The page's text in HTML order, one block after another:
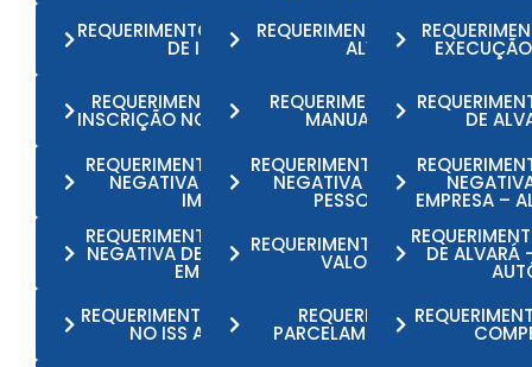
REQUERIMENTO DE AVERBAÇÃO
DE IMÓVEL
REQUERIMENTO DE BAIXA DE
ALVARÁ
REQUERIMENTO DE BAIXA DE
INSCRIÇÃO NO ISS AUTÔNOMO
REQUERIMENTO DE BAIXA
MANUAL DO IPTU
DE
REQUERIMENTO DE CERTIDÃO
NEGATIVA DE DÉBITOS -
IMÓVEL
REQUERIMENTO DE CERTIDÃO
NEGATIVA DE DÉBITOS –
PESSOA FÍSICAEMPRESA –
REQUERIMENTO DE CERTIDÃO
NEGATIVA DE DÍVIDA ATIVA –
EMPRESA
REQUERIMENTO DE CERTIDÃO
VALOR VENALDE ALVARÁ
REQUERIMENTO DE INSCRIÇÃO
NO ISS AUTÔNOMO
REQUERIMENTO DE
PARCELAMENTO DE IPTU